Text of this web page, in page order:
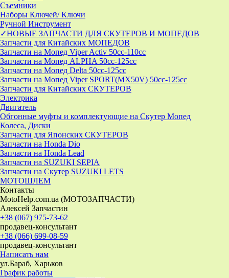
Съемники
Наборы Ключей/ Ключи
Ручной Инструмент
✓НОВЫЕ ЗАПЧАСТИ ДЛЯ СКУТЕРОВ И МОПЕДОВ
Запчасти для Китайских МОПЕДОВ
Запчасти на Мопед Viper Activ 50cc-110cc
Запчасти на Мопед ALPHA 50cc-125cc
Запчасти на Мопед Delta 50cc-125cc
Запчасти на Мопед Viper SPORT(MX50V) 50cc-125cc
Запчасти для Китайских СКУТЕРОВ
Электрика
Двигатель
Обгонные муфты и комплектующие на Скутер Мопед
Колеса, Диски
Запчасти для Японских СКУТЕРОВ
Запчасти на Honda Dio
Запчасти на Honda Lead
Запчасти на SUZUKI SEPIA
Запчасти на Скутер SUZUKI LETS
МОТОШЛЕМ
Контакты
MotoHelp.com.ua (МОТОЗАПЧАСТИ)
Алексей Запчастин
+38 (067) 975-73-62
продавец-консультант
+38 (066) 699-08-59
продавец-консультант
Написать нам
ул.Бараб, Харьков
График работы